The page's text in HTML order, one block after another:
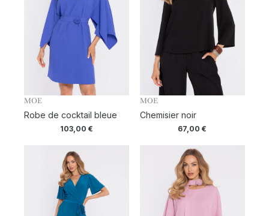
MOE
Robe de cocktail bleue
103,00€
MOE
Chemisier noir
67,00€